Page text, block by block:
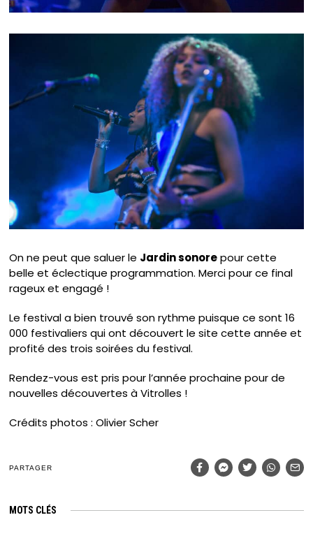
On ne peut que saluer le Jardin sonorepour cette
belle et éclectique programmation. Merci pour ce final
rageux et engagé !
Le festival a bien trouvé son rythme puisque ce sont 16
000 festivaliers qui ont découvert le site cette année et
profité des trois soirées du festival.
Rendez-vous est pris pour l’année prochaine pour de
nouvelles découvertes à Vitrolles !
Crédits photos : Olivier Scher
PARTAGER
MOTS CLÉS